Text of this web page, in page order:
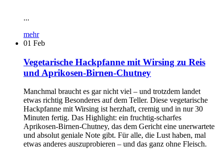
...
mehr
01 Feb
Vegetarische Hackpfanne mit Wirsing zu Reis
und Aprikosen-Birnen-Chutney
Manchmal braucht es gar nicht viel – und trotzdem landet
etwas richtig Besonderes auf dem Teller. Diese vegetarische
Hackpfanne mit Wirsing ist herzhaft, cremig und in nur 30
Minuten fertig. Das Highlight: ein fruchtig-scharfes
Aprikosen-Birnen-Chutney, das dem Gericht eine unerwartete
und absolut geniale Note gibt. Für alle, die Lust haben, mal
etwas anderes auszuprobieren – und das ganz ohne Fleisch.